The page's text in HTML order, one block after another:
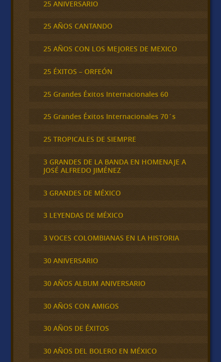
25 ANIVERSARIO
25 AÑOS CANTANDO
25 AÑOS CON LOS MEJORES DE MEXICO
25 ÉXITOS – ORFEÓN
25 Grandes Éxitos Internacionales 60
25 Grandes Éxitos Internacionales 70´s
25 TROPICALES DE SIEMPRE
3 GRANDES DE LA BANDA EN HOMENAJE A
JOSÉ ALFREDO JIMÉNEZ
3 GRANDES DE MÉXICO
3 LEYENDAS DE MÉXICO
3 VOCES COLOMBIANAS EN LA HISTORIA
30 ANIVERSARIO
30 AÑOS ALBUM ANIVERSARIO
30 AÑOS CON AMIGOS
30 AÑOS DE ÉXITOS
30 AÑOS DEL BOLERO EN MÉXICO